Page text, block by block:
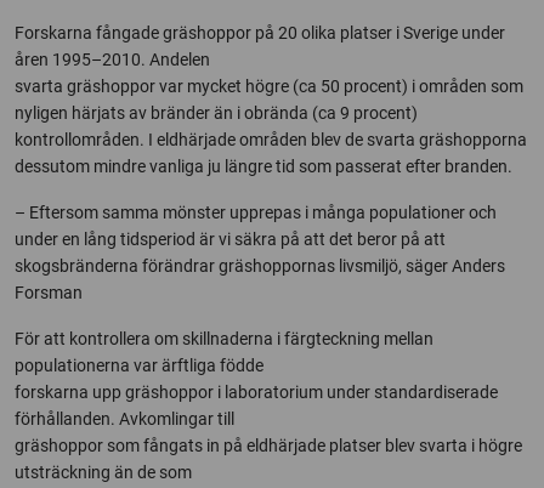
Forskarna fångade gräshoppor på 20 olika platser i Sverige under
åren 1995–2010. Andelen
svarta gräshoppor var mycket högre (ca 50 procent) i områden som
nyligen härjats av bränder än i obrända (ca 9 procent)
kontrollområden. I eldhärjade områden blev de svarta gräshopporna
dessutom mindre vanliga ju längre tid som passerat efter branden.
– Eftersom samma mönster upprepas i många populationer och
under en lång tidsperiod är vi säkra på att det beror på att
skogsbränderna förändrar gräshoppornas livsmiljö, säger Anders
Forsman
För att kontrollera om skillnaderna i färgteckning mellan
populationerna var ärftliga födde
forskarna upp gräshoppor i laboratorium under standardiserade
förhållanden. Avkomlingar till
gräshoppor som fångats in på eldhärjade platser blev svarta i högre
utsträckning än de som